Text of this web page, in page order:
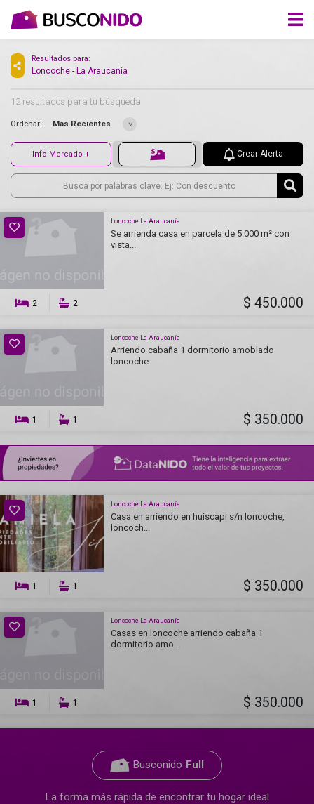
Resultados para:
Loncoche - La Araucanía
12 resultados para tu búsqueda
Ordenar: Más Recientes
Info Mercado + Crear Alerta
Loncoche La Araucanía
Se arrienda casa en parcela de 5.000 m² con
vista...
2 2 $ 450.000
Loncoche La Araucanía
Arriendo cabaña 1 dormitorio amoblado
loncoche
1 1 $ 350.000
Loncoche La Araucanía
Casa en arriendo en huiscapi s/n loncoche,
loncoch...
1 1 $ 350.000
Loncoche La Araucanía
Casas en loncoche arriendo cabaña 1
dormitorio amo...
1 1 $ 350.000
Busconido Full
La forma más rápida de encontrar tu hogar ideal